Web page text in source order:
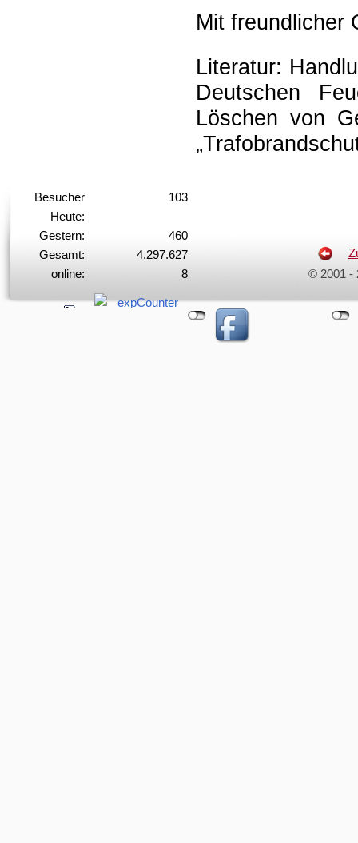
Mit
Literatur:
Deutschen
Löschen von
Besucher
Heute:
103
Gestern:
460
Gesamt:
4.297.627
online:
8
© 2001 -